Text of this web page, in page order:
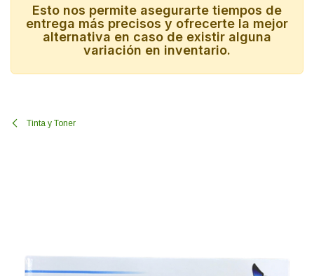
Esto nos permite asegurarte tiempos de
entrega más precisos y ofrecerte la mejor
alternativa en caso de existir alguna
variación en inventario.
Tinta y Toner